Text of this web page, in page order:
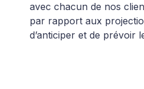
avec chacun de nos
par rapport aux
d’anticiper et de prévoir